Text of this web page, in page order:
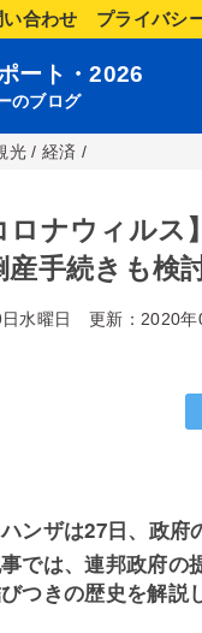
い合わせ プライバシ
ート・2026
のブログ
光 / 経済 /
ロナウィル
産手続きも検
水曜日 更新：2020年
ンザは27日、政府
では、連邦政府の
つきの歴史を解説